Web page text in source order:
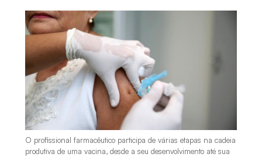
O profissional farmacêutico participa de várias etapas na cadeia
produtiva de uma vacina, desde a seu desenvolvimento até sua